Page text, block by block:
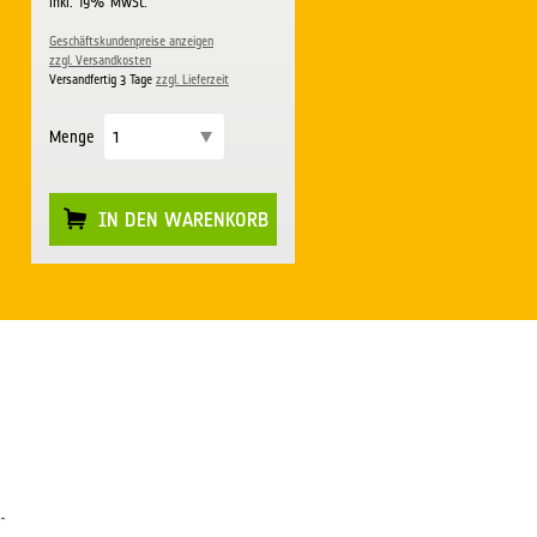
Geschäftskundenpreise anzeigen
zzgl. Versandkosten
Versandfertig 3 Tage zzgl. Lieferzeit
Menge
IN DEN WARENKORB